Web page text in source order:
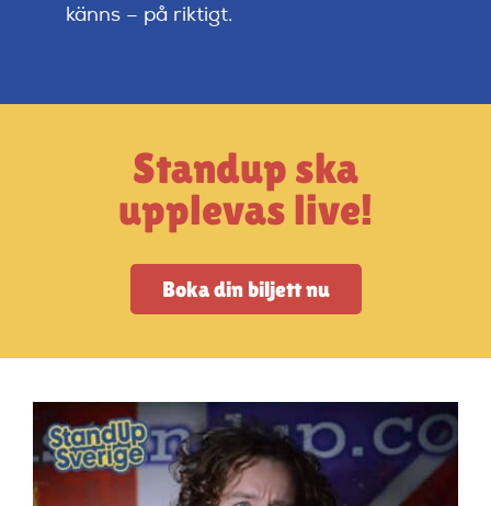
Om oss
Vanliga frågor
Mitt konto
känns – på riktigt.
Standup ska
upplevas live!
Boka din biljett nu